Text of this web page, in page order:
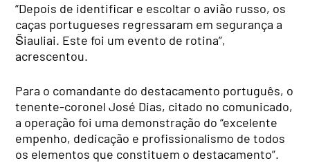
“Depois de identificar e escoltar o avião russo, os
caças portugueses regressaram em segurança a
Šiauliai. Este foi um evento de rotina”,
acrescentou.
Para o comandante do destacamento português, o
tenente-coronel José Dias, citado no comunicado,
a operação foi uma demonstração do “excelente
empenho, dedicação e profissionalismo de todos
os elementos que constituem o destacamento”.